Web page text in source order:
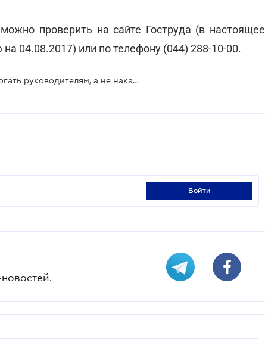
проверить на сайте Гоструда (в настоящее
04.08.2017) или по телефону (044) 288-10-00.
Инспектора труда призваны помогать руководителям, а не наказывать их
войти